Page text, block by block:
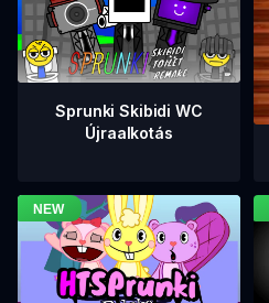
Sprunki Skibidi WC
Újraalkotás